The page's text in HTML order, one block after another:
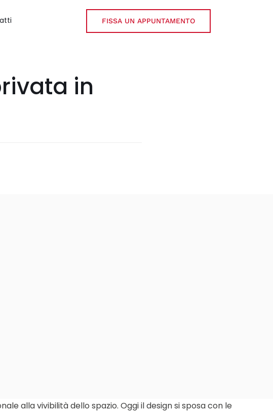
FISSA UN APPUNTAMENTO
in
alla vivibilità dello spazio. Oggi il design si sposa con le